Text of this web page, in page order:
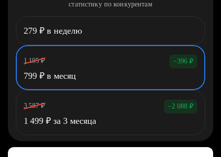
статистику по конкурентам
279 ₽ в неделю
1 195 ₽ −396 ₽
799 ₽ в месяц
3 587 ₽ −2 088 ₽
1 499 ₽ за 3 месяца